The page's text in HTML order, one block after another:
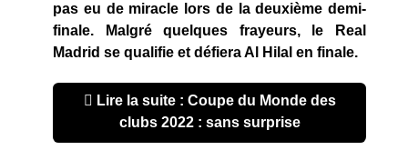
pas eu de miracle lors de la deuxième demi-
finale. Malgré quelques frayeurs, le Real
Madrid se qualifie et défiera Al Hilal en finale.
Lire la suite : Coupe du Monde des
clubs 2022 : sans surprise